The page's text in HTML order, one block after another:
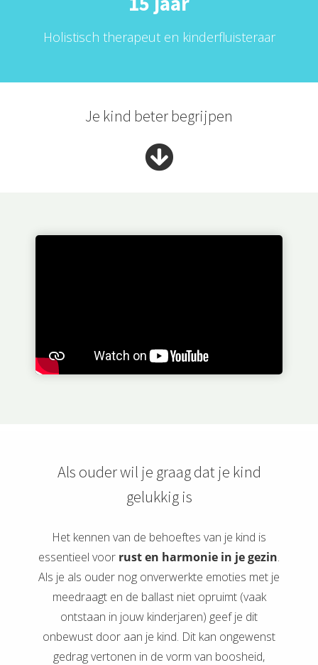
Holistisch therapeut en kinderfluisteraar
Je kind beter begrijpen
Als ouder wil je graag dat je kind
gelukkig is
Het kennen van de behoeftes van je kind is
essentieel voor rust en harmonie in je gezin.
Als je als ouder nog onverwerkte emoties met je
meedraagt en de ballast niet opruimt (vaak
ontstaan in jouw kinderjaren) geef je dit
onbewust door aan je kind. Dit kan ongewenst
gedrag vertonen in de vorm van boosheid,